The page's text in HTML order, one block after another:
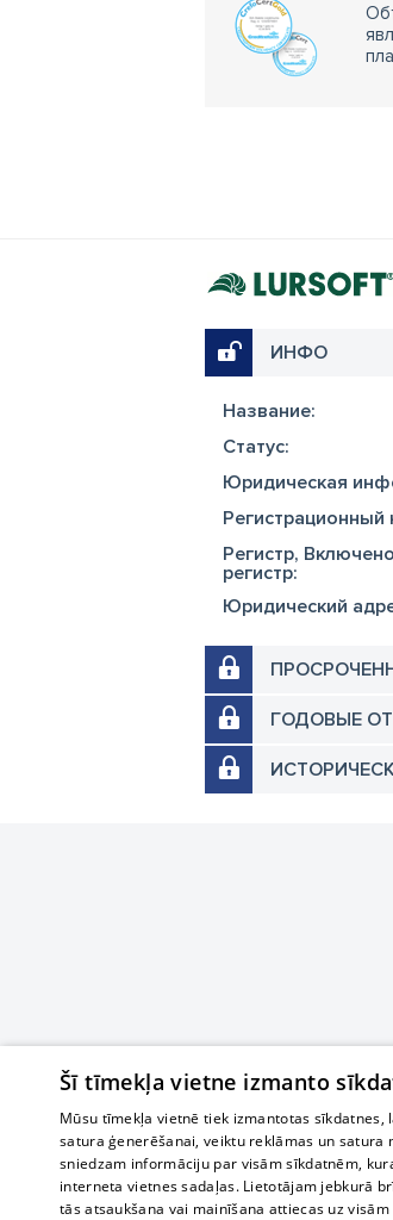
ИНФО
Название:
Cтатус:
Юридическая
Регистрационный
Регистр,
регистр:
Юридический
ГОДОВЫЕ
Šī tīmekļa vietne izmanto
Mūsu tīmekļa vietnē tiek izmantotas
satura ģenerēšanai, veiktu reklāmas un
sniedzam informāciju par visām sīkdatnēm,
interneta vietnes sadaļas. Lietotājam jebkurā
tās atsaukšana vai mainīšana attiecas uz